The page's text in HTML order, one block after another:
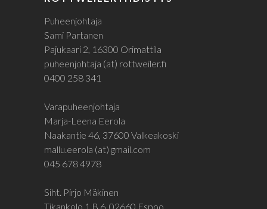
Puheenjohtaja
Sami Partanen
Pajukaari 2, 16300 Orimattila
puheenjohtaja (at) rottweiler.fi
0400 258 341
Varapuheenjohtaja
Marja-Leena Eerola
Naakantie 46, 37600 Valkeakoski
mallu.eerola (at) gmail.com
045 678 4978
Siht. Pirjo Mäkinen
Tikankolo 1 B 6, 02660 Espoo